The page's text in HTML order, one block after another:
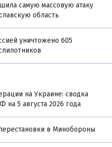
самую массовую атаку
область
уничтожено 605
на Украине: сводка
5 августа 2026 года
в Минобороны